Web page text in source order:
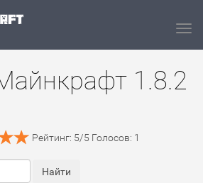
1.8.2
Рейтинг: 5/5 Голосов: 1